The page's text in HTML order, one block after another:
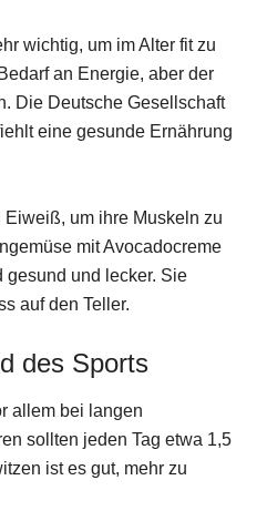
wichtig, um im Alter fit zu
an Energie, aber der
Die Deutsche Gesellschaft
eine gesunde Ernährung
um ihre Muskeln zu
mit Avocadocreme
gesund und lecker. Sie
auf den Teller.
des Sports
allem bei langen
sollten jeden Tag etwa 1,5
ist es gut, mehr zu